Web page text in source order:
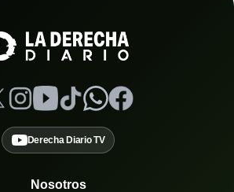
Derecha Diario TV
Nosotros